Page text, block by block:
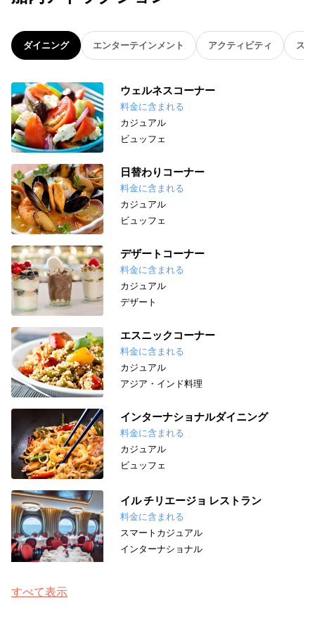
ダイニング エンターテインメント アクティビティ ス
ウェルネスコーナー
料金に含まれる
カジュアル
ビュッフェ
日替わりコーナー
料金に含まれる
カジュアル
ビュッフェ
デザートコーナー
料金に含まれる
カジュアル
デザート
エスニックコーナー
料金に含まれる
カジュアル
アジア・インド料理
インターナショナルダイニング
料金に含まれる
カジュアル
ビュッフェ
イル チリエージョ レストラン
料金に含まれる
スマートカジュアル
インターナショナル
すべて表示